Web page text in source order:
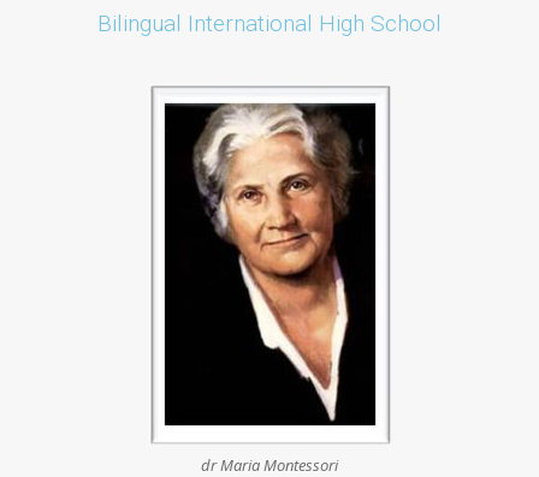
Bilingual International High School
dr Maria Montessori